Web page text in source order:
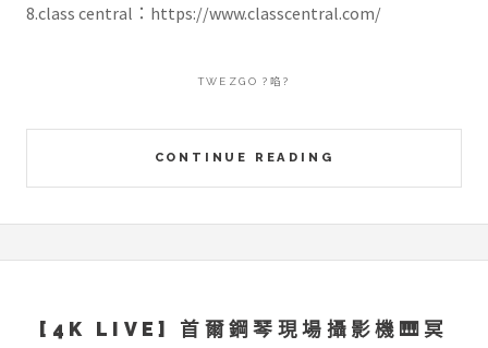
8.class central：https://www.classcentral.com/
CONTINUE READING
TWEZGO ?啗?
[4K LIVE] 首爾鋼琴現場攝影機🎹冥